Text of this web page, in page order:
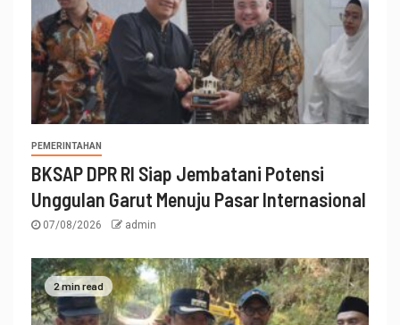
PEMERINTAHAN
BKSAP DPR RI Siap Jembatani Potensi
Unggulan Garut Menuju Pasar Internasional
07/08/2026 admin
2 min read